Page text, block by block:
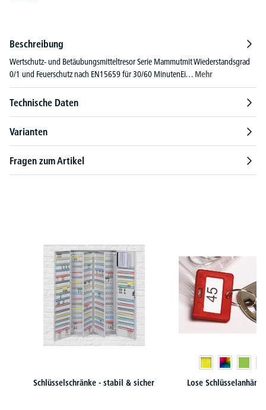
Beschreibung
Wertschutz- und Betäubungsmitteltresor Serie Mammutmit Wiederstandsgrad
0/1 und Feuerschutz nach EN15659 für 30/60 MinutenEi… Mehr
Technische Daten
Varianten
Fragen zum Artikel
Schlüsselschränke - stabil & sicher Lose